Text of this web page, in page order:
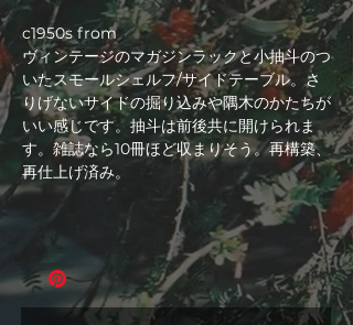
c1950s from
ヴィンテージのマガジンラックと小抽斗のつ
いたスモールシェルフ/サイドテーブル。さ
りげないサイドの掘り込みや隅木のかたちが
いい感じです。抽斗は前後共に開けられま
す。雑誌なら10冊ほど収まりそう。再構築、
再仕上げ済み。